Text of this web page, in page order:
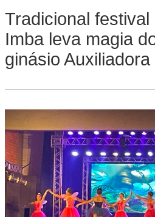
Tradicional festival
Imba leva magia
ginásio Auxiliadora